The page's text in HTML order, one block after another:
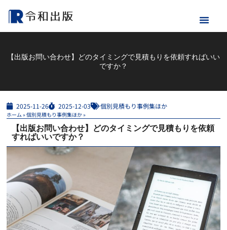
【出版お問い合わせ】どのタイミングで見積もりを依頼すればいい
ですか？
2025-11-26 2025-12-03 個別見積もり事例集ほか
ホーム »個別見積もり事例集ほか»
【出版お問い合わせ】どのタイミングで見積もりを依頼
すればいいですか？